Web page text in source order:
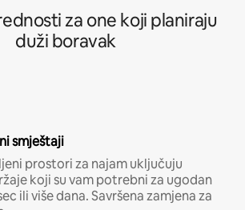
za one koji planiraju
duži boravak
smještaji
prostori za najam uključuju
koji su vam potrebni za ugodan
ili više dana. Savršena zamjena za